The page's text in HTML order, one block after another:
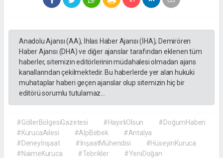
Anadolu Ajansı (AA), İhlas Haber Ajansı (İHA), Demirören
Haber Ajansı (DHA) ve diğer ajanslar tarafından eklenen tüm
haberler, sitemizin editörlerinin müdahalesi olmadan ajans
kanallarından çekilmektedir. Bu haberlerde yer alan hukuki
muhataplar haberi geçen ajanslar olup sitemizin hiç bir
editörü sorumlu tutulamaz...
#GöllerBölgesiGazetesi #HayırlıOlsun
#DoğumHaberi
#KurucaAilesi
#AlpBebek
#Antalya
#Deneyİnşaat
#İnşaatMühendisi
#HüseyinKuruca
#NaimeKuruca
#Tebrikler #YeniDoğan